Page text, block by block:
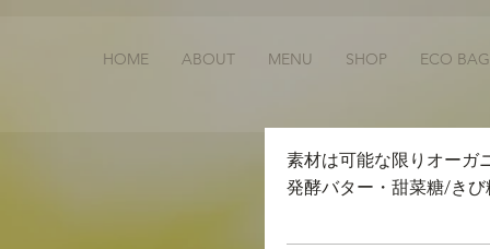
HOME ABOUT MENU SHOP ECO BAG
素材は可能な限りオーガ
発酵バター・甜菜糖/き